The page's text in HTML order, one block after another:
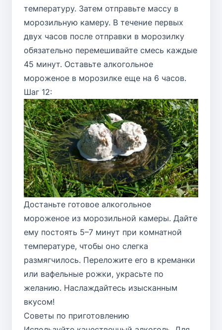
температуру. Затем отправьте массу в
морозильную камеру. В течение первых
двух часов после отправки в морозилку
обязательно перемешивайте смесь каждые
45 минут. Оставьте алкогольное
мороженое в морозилке еще на 6 часов.
Шаг 12:
Достаньте готовое алкогольное
мороженое из морозильной камеры. Дайте
ему постоять 5–7 минут при комнатной
температуре, чтобы оно слегка
размягчилось. Переложите его в креманки
или вафельные рожки, украсьте по
желанию. Наслаждайтесь изысканным
вкусом!
Советы по приготовлению